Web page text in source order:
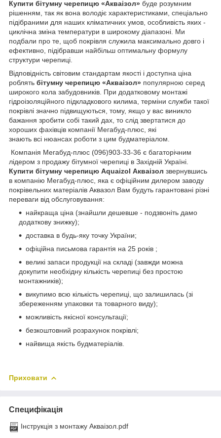
Купити бітумну черепицю «Акваізол» буде розумним
рішенням, так як вона володіє характеристиками, спеціально
підібраними для наших кліматичних умов, особливість яких -
циклічна зміна температури в широкому діапазоні. Ми
подбали про те, щоб покрівля служила максимально довго і
ефективно, підібравши найбільш оптимальну формулу
структури черепиці.
Відповідність світовим стандартам якості і доступна ціна
роблять бітумну черепицю «Акваізол» популярною серед
широкого кола забудовників. При додатковому монтажі
гідроізоляційного підкладкового килима, терміни служби такої
покрівлі значно підвищуються, тому, якщо у вас виникло
бажання зробити собі такий дах, то слід звертатися до
хороших фахівців компанії Мегабуд-плюс, які
знають всі нюансах роботи з цим будматеріалом.
Компанія Мегабуд-плюс (096)903-33-36 є багаторічним
лідером з продажу бітумної черепиці в Західній Україні.
Купити бітумну черепицю Aquaizol Акваізол звернувшись
в компанію Мегабуд-плюс, яка є офіційним дилером заводу
покрівельних матеріалів Аквазол Вам будуть гарантовані різні
переваги від обслуговування:
найкраща ціна (знайшли дешевше - подзвоніть дамо
додаткову знижку);
доставка в будь-яку точку України;
офіційна письмова гарантія на 25 років ;
великі запаси продукції на складі (завжди можна
докупити необхідну кількість черепиці без простою
монтажників);
викупимо всю кількість черепиці, що залишилась (зі
збереженням упаковки та товарного виду);
можливість якісної консультації;
безкоштовний розрахунок покрівлі;
найвища якість будматеріалів.
Приховати
Специфікація
Інструкція з монтажу Акваізол.pdf